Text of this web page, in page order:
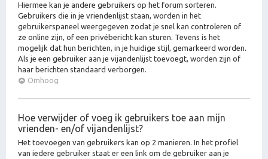
Hiermee kan je andere gebruikers op het forum sorteren.
Gebruikers die in je vriendenlijst staan, worden in het
gebruikerspaneel weergegeven zodat je snel kan controleren of
ze online zijn, of een privébericht kan sturen. Tevens is het
mogelijk dat hun berichten, in je huidige stijl, gemarkeerd worden.
Als je een gebruiker aan je vijandenlijst toevoegt, worden zijn of
haar berichten standaard verborgen.
Omhoog
Hoe verwijder of voeg ik gebruikers toe aan mijn
vrienden- en/of vijandenlijst?
Het toevoegen van gebruikers kan op 2 manieren. In het profiel
van iedere gebruiker staat er een link om de gebruiker aan je